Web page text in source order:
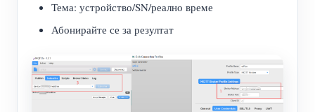
Тема: устройство/SN/реално време
Абонирайте се за резултат